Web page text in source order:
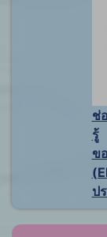
ช่
รู้
ข
ป